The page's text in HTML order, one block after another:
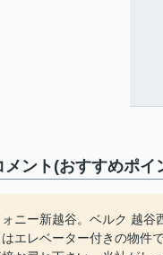
ント(おすすめポイ
ニー新越谷。ベルク 越
エレベーター付きの物件